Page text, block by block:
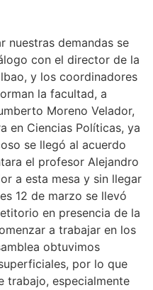
nuestras demandas se
con el director de la
y los coordinadores
la facultad, a
Moreno Velador,
en Ciencias Políticas, ya
se llegó al acuerdo
el profesor Alejandro
a esta mesa y sin llegar
12 de marzo se llevó
en presencia de la
a trabajar en los
obtuvimos
por lo que
trabajo, especialmente